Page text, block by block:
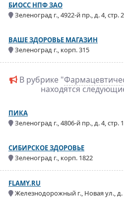
БИОСС НПФ ЗАО
Зеленоград г., 4922-й пр., д. 4, стр.
ВАШЕ ЗДОРОВЬЕ МАГАЗИН
Зеленоград г., корп. 315
В рубрике "
находятся
ПИКА
Зеленоград г., 4806-й пр., д. 4, стр. 1
СИБИРСКОЕ ЗДОРОВЬЕ
Зеленоград г., корп. 1822
FLAMY.RU
Железнодорожный г., Новая ул., д.